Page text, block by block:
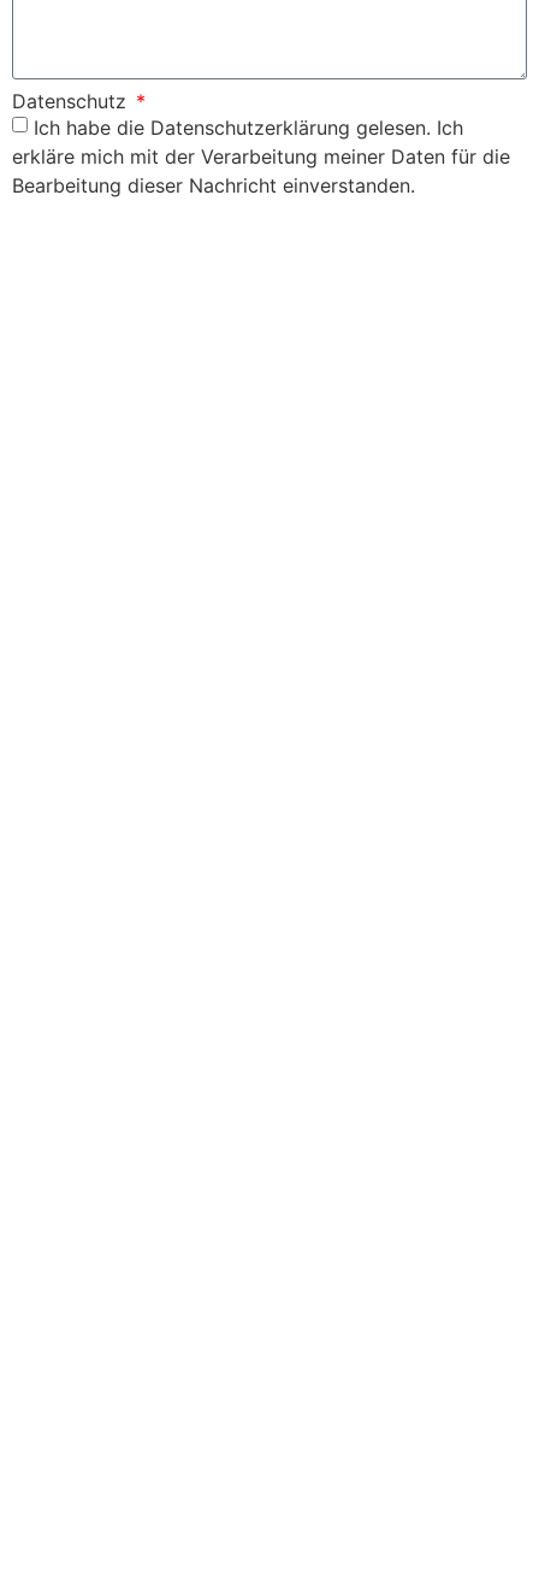
Datenschutz
Ich habe die Datenschutzerklärung gelesen. Ich
erkläre mich mit der Verarbeitung meiner Daten für die
Bearbeitung dieser Nachricht einverstanden.